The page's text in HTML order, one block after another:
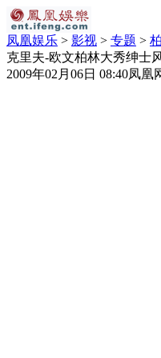
凤凰娱乐 > 影视 > 专题 >
克里夫-欧文柏林大秀绅士
2009年02月06日 08:40凤凰